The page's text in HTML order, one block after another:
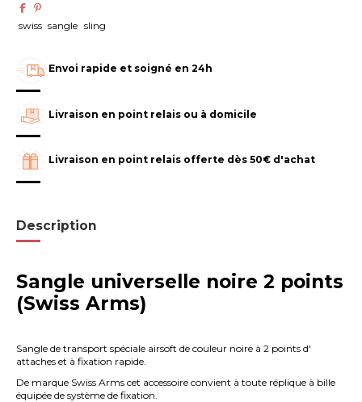
swiss sangle sling
Envoi rapide et soigné en 24h
Livraison en point relais ou à domicile
Livraison en point relais offerte dès 50€ d'achat
Description
Sangle universelle noire 2 points
(Swiss Arms)
Sangle de transport spéciale airsoft de couleur noire à 2 points d'
attaches et à fixation rapide.
De marque Swiss Arms cet accessoire convient à toute réplique à bille
équipée de système de fixation.